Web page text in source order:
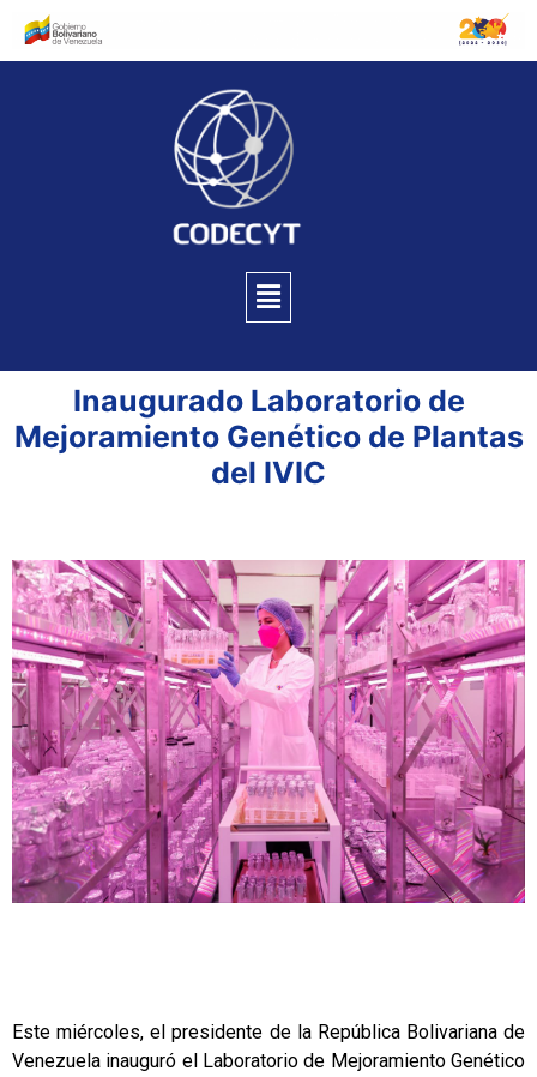
Inaugurado Laboratorio de
Mejoramiento Genético de Plantas
del IVIC
Este miércoles, el presidente de la República Bolivariana de
Venezuela inauguró el Laboratorio de Mejoramiento Genético